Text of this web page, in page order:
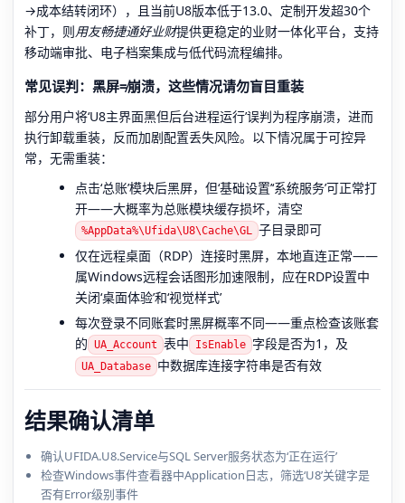
→成本结转闭环），且当前U8版本低于13.0、定制开发超30个
补丁，则用友畅捷通好业财提供更稳定的业财一体化平台，支持
移动端审批、电子档案集成与低代码流程编排。
常见误判：黑屏≠崩溃，这些情况请勿盲目重装
部分用户将‘U8主界面黑但后台进程运行’误判为程序崩溃，进而
执行卸载重装，反而加剧配置丢失风险。以下情况属于可控异
常，无需重装：
点击‘总账’模块后黑屏，但‘基础设置’‘系统服务’可正常打
开——大概率为总账模块缓存损坏，清空
%AppData%\Ufida\U8\Cache\GL 子目录即可
仅在远程桌面（RDP）连接时黑屏，本地直连正常——
属Windows远程会话图形加速限制，应在RDP设置中
关闭‘桌面体验’和‘视觉样式’
每次登录不同账套时黑屏概率不同——重点检查该账套
的 UA_Account 表中 IsEnable 字段是否为1，及
UA_Database 中数据库连接字符串是否有效
结果确认清单
确认UFIDA.U8.Service与SQL Server服务状态为‘正在运行’
检查Windows事件查看器中Application日志，筛选‘U8’关键字是
否有Error级别事件